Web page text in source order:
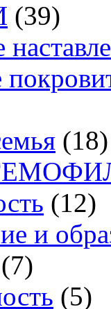
(39)
(18)
(12)
и
(7)
(5)